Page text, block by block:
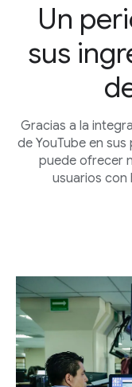
Un
sus
Gracias a la
de YouTube en
puede ofrecer
usuarios con